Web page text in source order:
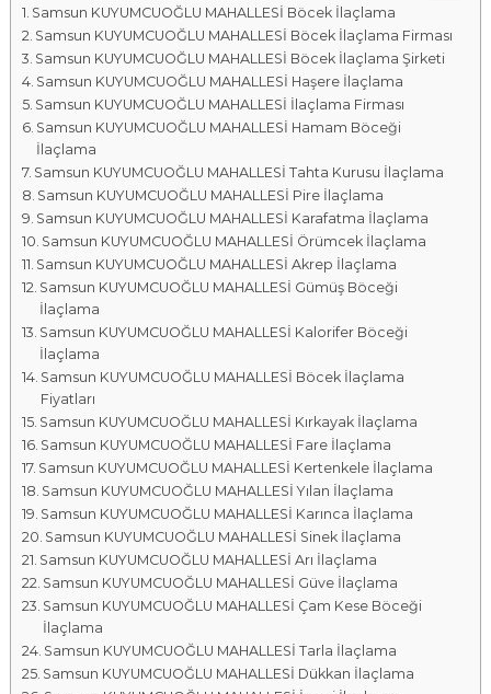
a
l
a
r
ı
Samsun KUYUMCUOĞLU MAHALLESİ Böcek İlaçlama
Samsun KUYUMCUOĞLU MAHALLESİ Böcek İlaçlama Firması
Samsun KUYUMCUOĞLU MAHALLESİ Böcek İlaçlama Şirketi
Samsun KUYUMCUOĞLU MAHALLESİ Haşere İlaçlama
Samsun KUYUMCUOĞLU MAHALLESİ İlaçlama Firması
Samsun KUYUMCUOĞLU MAHALLESİ Hamam Böceği
İlaçlama
Samsun KUYUMCUOĞLU MAHALLESİ Tahta Kurusu İlaçlama
Samsun KUYUMCUOĞLU MAHALLESİ Pire İlaçlama
Samsun KUYUMCUOĞLU MAHALLESİ Karafatma İlaçlama
Samsun KUYUMCUOĞLU MAHALLESİ Örümcek İlaçlama
Samsun KUYUMCUOĞLU MAHALLESİ Akrep İlaçlama
Samsun KUYUMCUOĞLU MAHALLESİ Gümüş Böceği
İlaçlama
Samsun KUYUMCUOĞLU MAHALLESİ Kalorifer Böceği
İlaçlama
Samsun KUYUMCUOĞLU MAHALLESİ Böcek İlaçlama
Fiyatları
Samsun KUYUMCUOĞLU MAHALLESİ Kırkayak İlaçlama
Samsun KUYUMCUOĞLU MAHALLESİ Fare İlaçlama
Samsun KUYUMCUOĞLU MAHALLESİ Kertenkele İlaçlama
Samsun KUYUMCUOĞLU MAHALLESİ Yılan İlaçlama
Samsun KUYUMCUOĞLU MAHALLESİ Karınca İlaçlama
Samsun KUYUMCUOĞLU MAHALLESİ Sinek İlaçlama
Samsun KUYUMCUOĞLU MAHALLESİ Arı İlaçlama
Samsun KUYUMCUOĞLU MAHALLESİ Güve İlaçlama
Samsun KUYUMCUOĞLU MAHALLESİ Çam Kese Böceği
İlaçlama
Samsun KUYUMCUOĞLU MAHALLESİ Tarla İlaçlama
Samsun KUYUMCUOĞLU MAHALLESİ Dükkan İlaçlama